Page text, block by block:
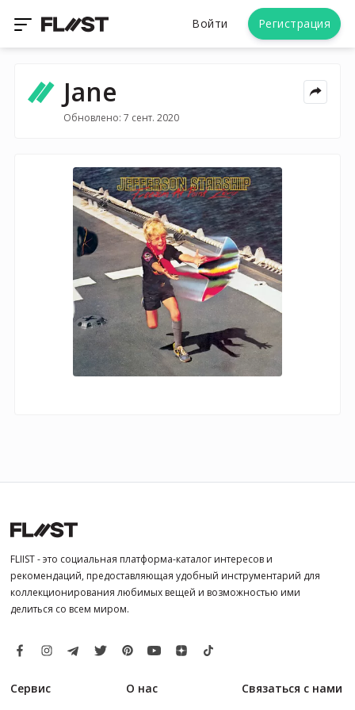
Войти Регистрация
Jane
Обновлено: 7 сент. 2020
FLIIST - это социальная платформа-каталог интересов и
рекомендаций, предоставляющая удобный инструментарий для
коллекционирования любимых вещей и возможностью ими
делиться со всем миром.
Сервис О нас Связаться с нами